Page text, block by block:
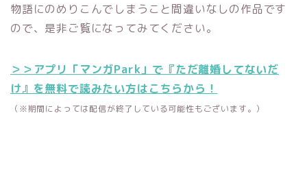
物語にのめりこんでしまうこと間違いなしの作品です
ので、是非ご覧になってみてください。
＞＞アプリ「マンガPark」で『ただ離婚してないだ
け』を無料で読みたい方はこちらから！
（※期間によっては配信が終了している可能性もございます。）